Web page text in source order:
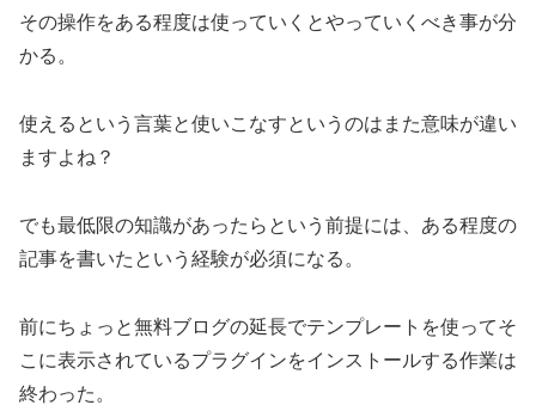
その操作をある程度は使っていくとやっていくべき事が分
かる。
使えるという言葉と使いこなすというのはまた意味が違い
ますよね？
でも最低限の知識があったらという前提には、ある程度の
記事を書いたという経験が必須になる。
前にちょっと無料ブログの延長でテンプレートを使ってそ
こに表示されているプラグインをインストールする作業は
終わった。